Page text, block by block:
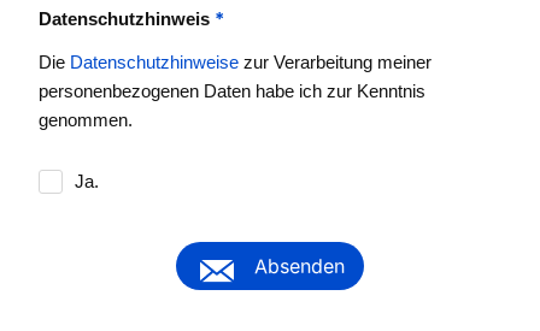
Datenschutzhinweis *
Die Datenschutzhinweise zur Verarbeitung meiner
personenbezogenen Daten habe ich zur Kenntnis
genommen.
Ja.
Absenden